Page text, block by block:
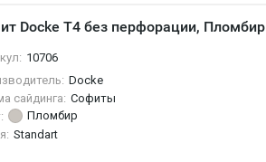
Docke T4 без перфорации, Пломбир
10706
Docke
сайдинга: Софиты
Пломбир
Standart